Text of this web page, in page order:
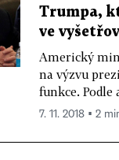
Trumpa,
ve
Americký
na výzvu
funkce. Podle
7. 11. 2018 ▪ 2